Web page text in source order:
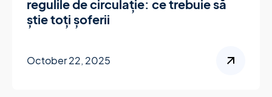
regulile de circulație: ce trebuie să
știe toți șoferii
October 22, 2025